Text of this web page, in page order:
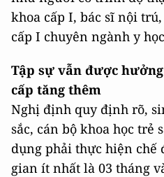
khoa cấp I, bác sĩ nội
cấp I chuyên ngành y
Tập sự vẫn được
cấp tăng thêm
Nghị định quy định rõ,
sắc, cán bộ khoa học trẻ
dụng phải thực hiện chế
gian ít nhất là 03 tháng